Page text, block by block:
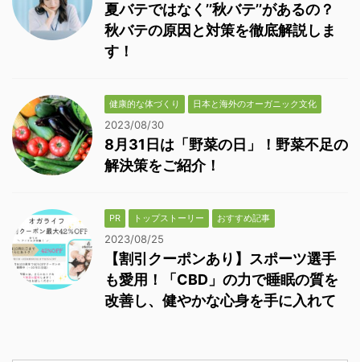
夏バテではなく’’秋バテ’’があるの？
秋バテの原因と対策を徹底解説しま
す！
健康的な体づくり 日本と海外のオーガニック文化
2023/08/30
8月31日は「野菜の日」！野菜不足の
解決策をご紹介！
PR トップストーリー おすすめ記事
2023/08/25
【割引クーポンあり】スポーツ選手
も愛用！「CBD」の力で睡眠の質を
改善し、健やかな心身を手に入れて